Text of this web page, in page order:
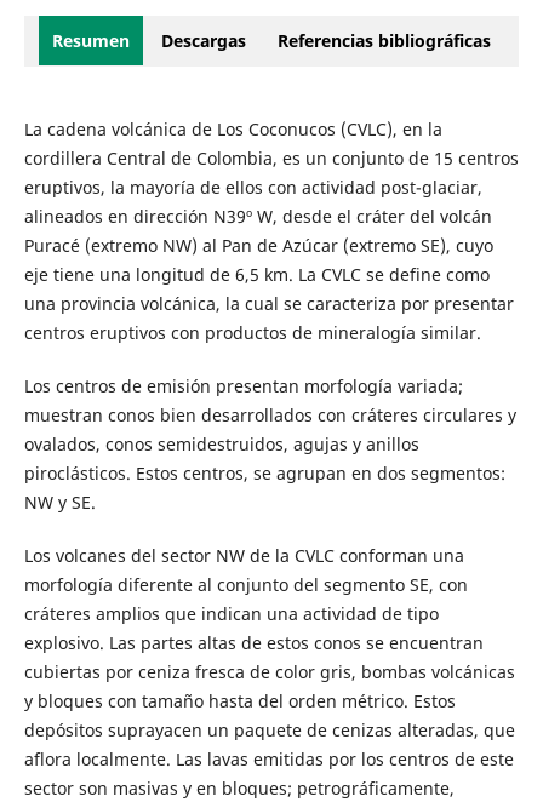
Resumen Descargas Referencias bibliográficas
La cadena volcánica de Los Coconucos (CVLC), en la
cordillera Central de Colombia, es un conjunto de 15 centros
eruptivos, la mayoría de ellos con actividad post-glaciar,
alineados en dirección N39º W, desde el cráter del volcán
Puracé (extremo NW) al Pan de Azúcar (extremo SE), cuyo
eje tiene una longitud de 6,5 km. La CVLC se define como
una provincia volcánica, la cual se caracteriza por presentar
centros eruptivos con productos de mineralogía similar.
Los centros de emisión presentan morfología variada;
muestran conos bien desarrollados con cráteres circulares y
ovalados, conos semidestruidos, agujas y anillos
piroclásticos. Estos centros, se agrupan en dos segmentos:
NW y SE.
Los volcanes del sector NW de la CVLC conforman una
morfología diferente al conjunto del segmento SE, con
cráteres amplios que indican una actividad de tipo
explosivo. Las partes altas de estos conos se encuentran
cubiertas por ceniza fresca de color gris, bombas volcánicas
y bloques con tamaño hasta del orden métrico. Estos
depósitos suprayacen un paquete de cenizas alteradas, que
aflora localmente. Las lavas emitidas por los centros de este
sector son masivas y en bloques; petrográficamente,